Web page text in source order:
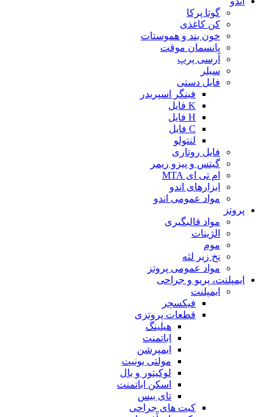
گوتا پرکا
کن کاغذی
خون بند و هموستات
پانسمان موقت
آرسی پرپ
سیلر
فایل دستی
فینگر اسپریدر
K فایل
H فایل
C فایل
لنتولو
فایل روتاری
گیتس و پیزو ریمر
ام تی ای MTA
ابزارهای اندو
مواد عمومی اندو
پروتز
مواد قالبگیری
الژینات
موم
نخ زیر لثه
مواد عمومی پروتز
ایمپلنت، پریو و جراحی
ایمپلنت
فیکسچر
قطعات پروتزی
هیلینگ
اباتمنت
ایمپرشن
مولتی یونیت
لوکیتور و بال
اسکن اباتمنت
تای بیس
کیت های جراحی